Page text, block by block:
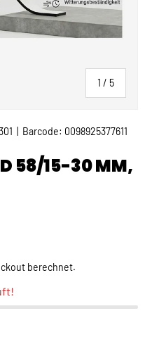
1 / von
5
Barcode: 0098925377611
58/15-30 MM,
berechnet.